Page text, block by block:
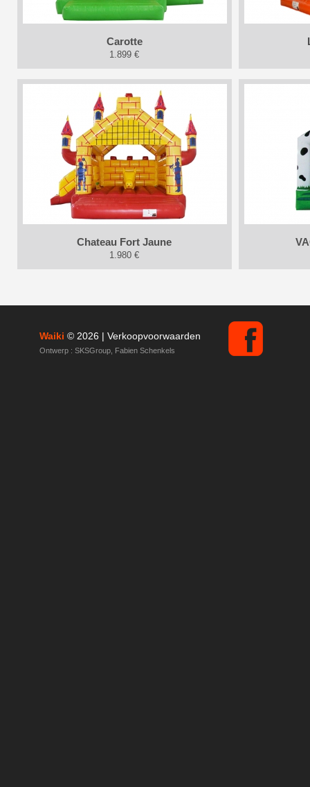
Carotte
1.899 €
Chateau Fort Jaune
1.980 €
Waiki © 2026 | Verkoopvoorwaarden
Ontwerp : SKSGroup Fabien Schenkels